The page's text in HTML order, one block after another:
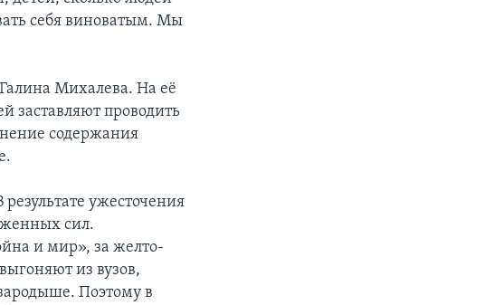
себя виноватым. Мы
Михалева. На её
заставляют проводить
содержания
ужесточения
сил.
и мир», за желто-
из вузов,
Поэтому в